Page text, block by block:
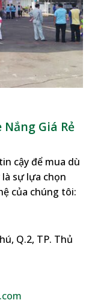
Nắng Giá Rẻ
cậy để mua dù
sự lựa chọn
của chúng tôi:
Q.2, TP. Thủ